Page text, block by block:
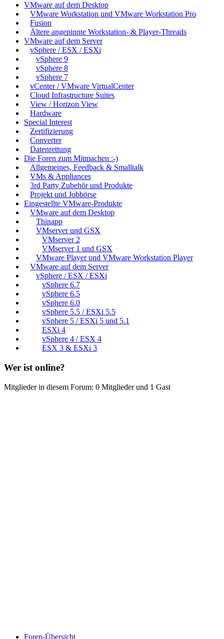
VMware auf dem Desktop
VMware Workstation und VMware Workstation Pro
Fusion
Ältere angepinnte Workstation- & Player-Threads
VMware auf dem Server
vSphere / ESX / ESXi
vSphere 9
vSphere 8
vSphere 7
vCenter / VMware VirtualCenter
Cloud Infrastructure Suites
View / Horizon View
Hardware
Special Interest
Zertifizierung
Converter
Datenrettung
Die Foren zum Mitmachen :-)
Allgemeines, Feedback & Smalltalk
VMs & Appliances
3rd Party Zubehör und Produkte
Projekt und Jobbörse
Eingestellte VMware-Produkte
VMware auf dem Desktop
Thinapp
VMserver und GSX
VMserver 2
VMserver 1 und GSX
VMware Player und VMware Workstation Player
VMware auf dem Server
vSphere / ESX / ESXi
vSphere 6.7
vSphere 6.5
vSphere 6.0
vSphere 5.5 / ESXi 5.5
vSphere 5 / ESXi 5 und 5.1
ESXi 4
vSphere 4 / ESX 4
ESX 3 & ESXi 3
Wer ist online?
Mitglieder in diesem Forum: 0 Mitglieder und 1 Gast
Foren-Übersicht